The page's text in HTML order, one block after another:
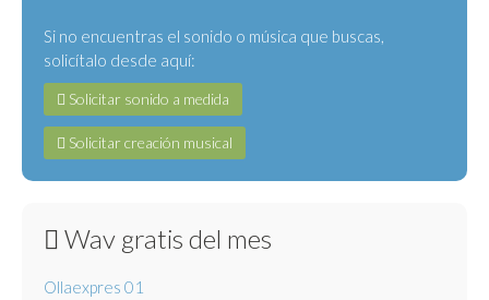
Si no encuentras el sonido o música que buscas,
solicítalo desde aquí:
Solicitar sonido a medida
Solicitar creación musical
Wav gratis del mes
Ollaexpres 01